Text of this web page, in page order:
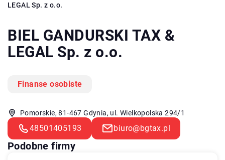
LEGAL Sp. z o.o.
BIEL GANDURSKI TAX &
LEGAL Sp. z o.o.
Finanse osobiste
Pomorskie, 81-467 Gdynia, ul. Wielkopolska 294/1
48501405193 biuro@bgtax.pl
Podobne firmy